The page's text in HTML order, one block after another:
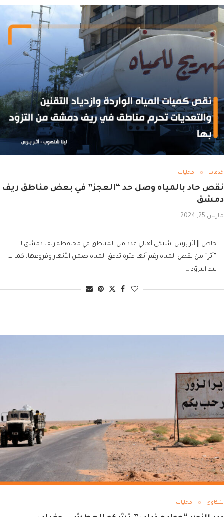
خدمات محليات
نقص حاد بالمياه وصل حد “العجز” في بعض مناطق ريف
دمشق
مارس 25, 2024
خاص || أثر برس اشتكى أهالي عدد من المناطق في محافظة ريف دمشق لـ
“أثر” من نقص المياه رغم أنها فترة تدفق المياه ضمن الأنهار وفروعها، كما لا
يتم التزوّد …
شكاوى محليات